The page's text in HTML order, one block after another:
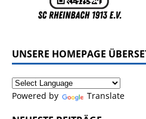
UNSERE HOMEPAGE
Powered by Translate